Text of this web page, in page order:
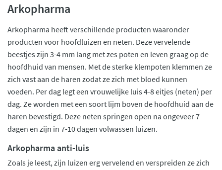
Arkopharma
Arkopharma heeft verschillende producten waaronder
producten voor hoofdluizen en neten. Deze vervelende
beestjes zijn 3-4 mm lang met zes poten en leven graag op de
hoofdhuid van mensen. Met de sterke klempoten klemmen ze
zich vast aan de haren zodat ze zich met bloed kunnen
voeden. Per dag legt een vrouwelijke luis 4-8 eitjes (neten) per
dag. Ze worden met een soort lijm boven de hoofdhuid aan de
haren bevestigd. Deze neten springen open na ongeveer 7
dagen en zijn in 7-10 dagen volwassen luizen.
Arkopharma anti-luis
Zoals je leest, zijn luizen erg vervelend en verspreiden ze zich